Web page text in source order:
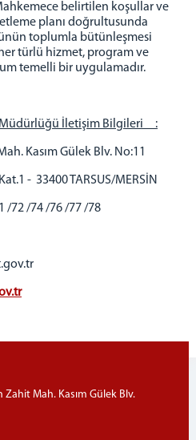
belirtilen koşullar ve
planı doğrultusunda
toplumla bütünleşmesi
türlü hizmet, program ve
temelli bir uygulamadır.
Müdürlüğü İletişim Bilgileri :
Kasım Gülek Blv. No:11
- 33400 TARSUS/MERSİN
/72 /74 /76 /77 /78
Mah. Kasım Gülek Blv.